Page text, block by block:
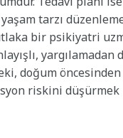
tarzı
bir psikiyatri
yargılamadan
doğum
riskini